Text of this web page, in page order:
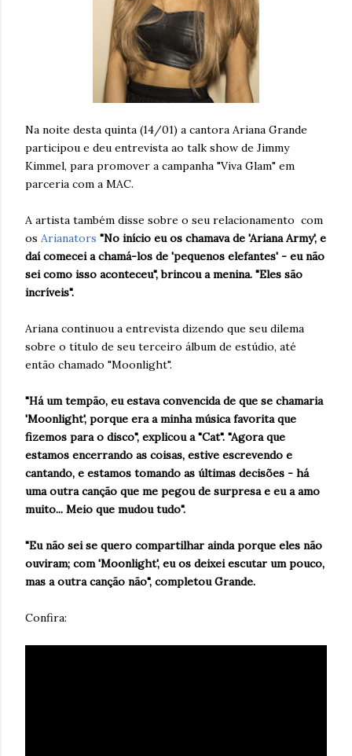
Na noite desta quinta (14/01) a cantora Ariana Grande
participou e deu entrevista ao talk show de Jimmy
Kimmel, para promover a campanha "Viva Glam" em
parceria com a MAC.
A artista também disse sobre o seu relacionamento com
os Arianators "No início eu os chamava de 'Ariana Army', e
daí comecei a chamá-los de 'pequenos elefantes' - eu não
sei como isso aconteceu", brincou a menina. "Eles são
incríveis".
Ariana continuou a entrevista dizendo que seu dilema
sobre o título de seu terceiro álbum de estúdio, até
então chamado "Moonlight".
"Há um tempão, eu estava convencida de que se chamaria
'Moonlight', porque era a minha música favorita que
fizemos para o disco", explicou a "Cat". "Agora que
estamos encerrando as coisas, estive escrevendo e
cantando, e estamos tomando as últimas decisões - há
uma outra canção que me pegou de surpresa e eu a amo
muito... Meio que mudou tudo".
"Eu não sei se quero compartilhar ainda porque eles não
ouviram; com 'Moonlight', eu os deixei escutar um pouco,
mas a outra canção não", completou Grande.
Confira: